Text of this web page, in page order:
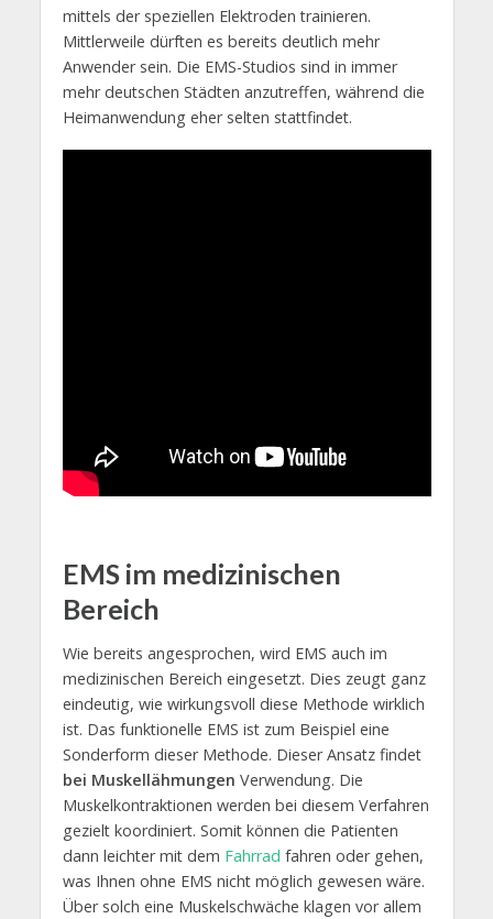
mittels der speziellen Elektroden trainieren.
Mittlerweile dürften es bereits deutlich mehr
Anwender sein. Die EMS-Studios sind in immer
mehr deutschen Städten anzutreffen, während die
Heimanwendung eher selten stattfindet.
EMS im medizinischen
Bereich
Wie bereits angesprochen, wird EMS auch im
medizinischen Bereich eingesetzt. Dies zeugt ganz
eindeutig, wie wirkungsvoll diese Methode wirklich
ist. Das funktionelle EMS ist zum Beispiel eine
Sonderform dieser Methode. Dieser Ansatz findet
bei Muskellähmungen Verwendung. Die
Muskelkontraktionen werden bei diesem Verfahren
gezielt koordiniert. Somit können die Patienten
dann leichter mit dem Fahrrad fahren oder gehen,
was Ihnen ohne EMS nicht möglich gewesen wäre.
Über solch eine Muskelschwäche klagen vor allem